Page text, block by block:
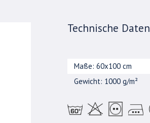
Technische Daten
Maße: 60x100 cm
Gewicht: 1000 g/m²